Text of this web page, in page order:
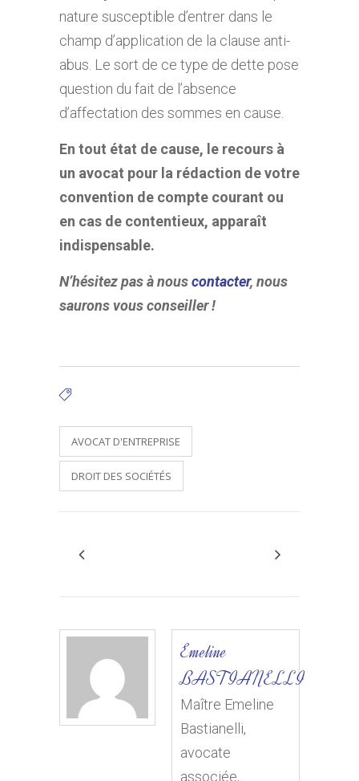
nature susceptible d’entrer dans le
champ d’application de la clause anti-
abus. Le sort de ce type de dette pose
question du fait de l’absence
d’affectation des sommes en cause.
En tout état de cause, le recours à
un avocat pour la rédaction de votre
convention de compte courant ou
en cas de contentieux, apparaît
indispensable.
N’hésitez pas à nouscontacter, nous
saurons vous conseiller !
AVOCAT D'ENTREPRISE
DROIT DES SOCIÉTÉS
Emeline
BASTIANELLI
Maître Emeline
Bastianelli,
avocate
associée,